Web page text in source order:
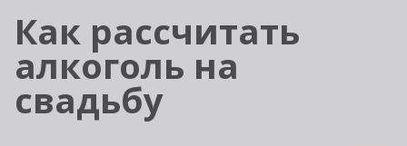
Как рассчитать
алкоголь на
свадьбу